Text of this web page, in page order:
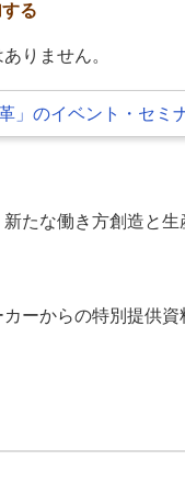
る
りません。
」のイベント・セミ
たな働き方創造と生
ーからの特別提供